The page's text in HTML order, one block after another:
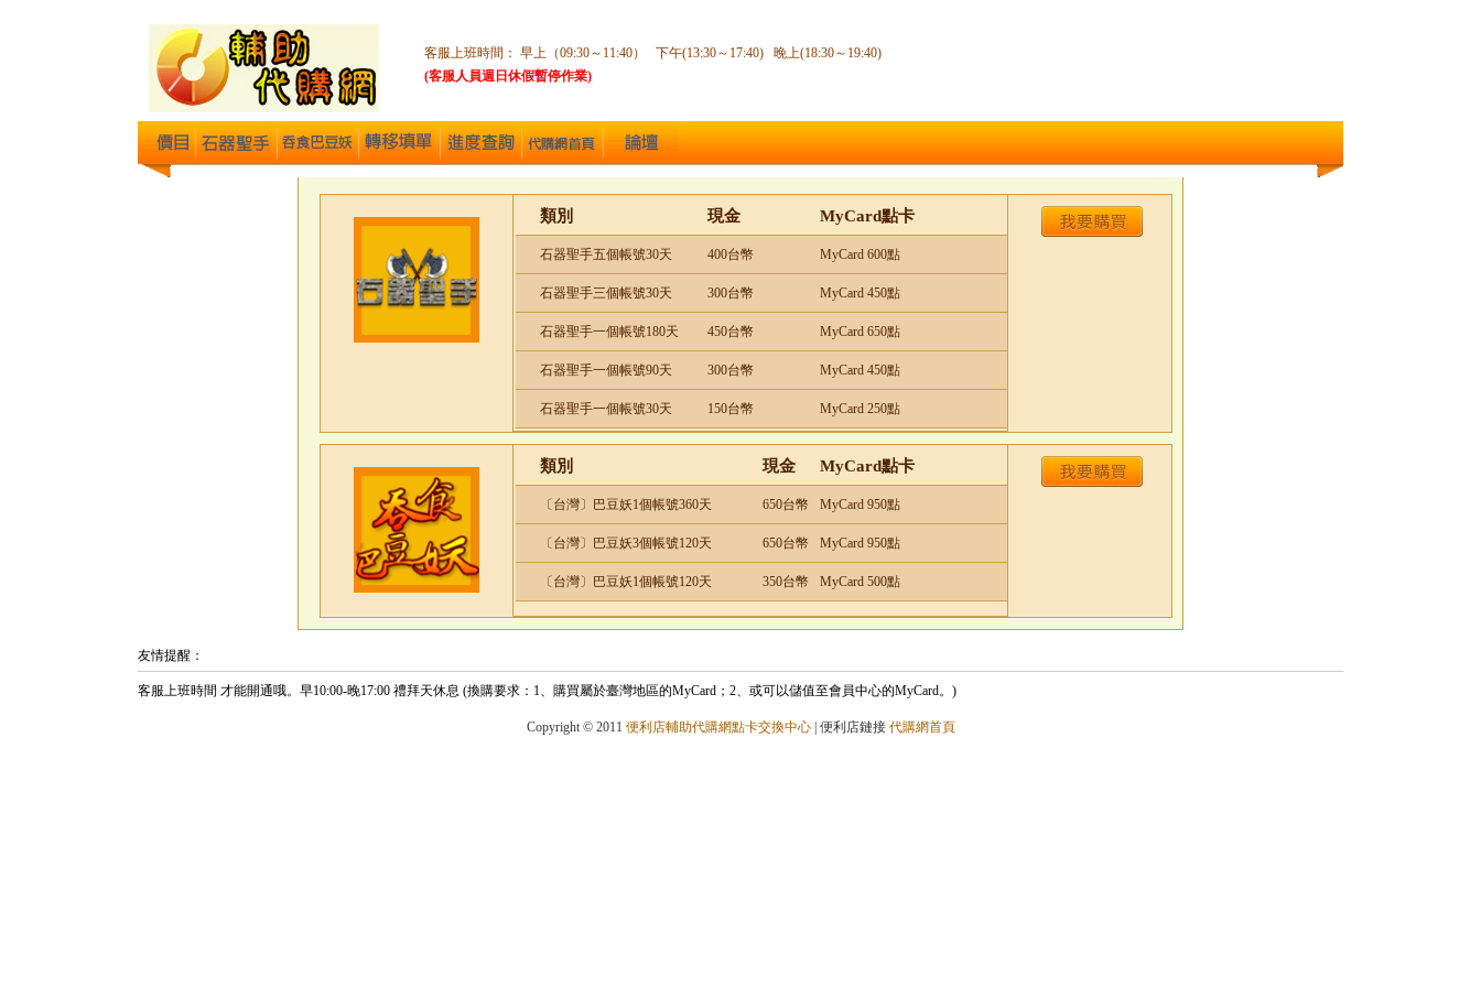
客服上班時間： 早上（09:30～11:40） 下午(13:30～17:40) 晚上(18:30～19:40)
(客服人員週日休假暫停作業)
類別 現金 MyCard點卡
石器聖手五個帳號30天 400台幣 MyCard 600點
石器聖手三個帳號30天 300台幣 MyCard 450點
石器聖手一個帳號180天 450台幣 MyCard 650點
石器聖手一個帳號90天 300台幣 MyCard 450點
石器聖手一個帳號30天 150台幣 MyCard 250點
類別 現金 MyCard點卡
〔台灣〕巴豆妖1個帳號360天 650台幣 MyCard 950點
〔台灣〕巴豆妖3個帳號120天 650台幣 MyCard 950點
〔台灣〕巴豆妖1個帳號120天 350台幣 MyCard 500點
友情提醒：
客服上班時間 才能開通哦。早10:00-晚17:00 禮拜天休息 (換購要求：1、購買屬於臺灣地區的MyCard；2、或可以儲值至會員中心的MyCard。)
Copyright © 2011 便利店輔助代購網點卡交換中心| 便利店鏈接 代購網首頁